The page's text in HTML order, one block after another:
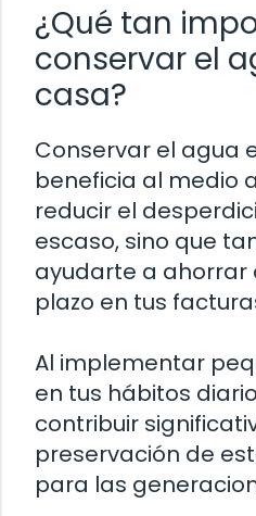
¿Qué tan
conservar el
casa?
Conservar el agua
beneficia al medio
reducir el
escaso, sino que
ayudarte a ahorrar
plazo en tus
Al implementar
en tus hábitos
contribuir
preservación de
para las